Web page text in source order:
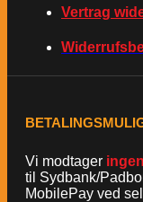
Vertrag
Vi modtager ingen
til Sydbank/
MobilePay ved